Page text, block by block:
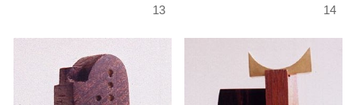
13 14